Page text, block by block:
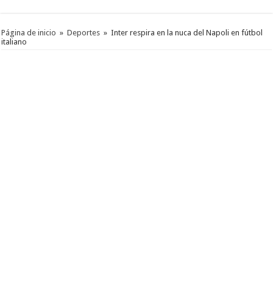
Página de inicio » Deportes » Inter respira en la nuca del Napoli en fútbol
italiano